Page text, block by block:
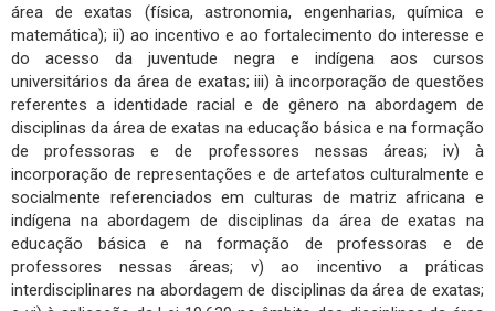
área de exatas (física, astronomia, engenharias, química e
matemática); ii) ao incentivo e ao fortalecimento do interesse e
do acesso da juventude negra e indígena aos cursos
universitários da área de exatas; iii) à incorporação de questões
referentes a identidade racial e de gênero na abordagem de
disciplinas da área de exatas na educação básica e na formação
de professoras e de professores nessas áreas; iv) à
incorporação de representações e de artefatos culturalmente e
socialmente referenciados em culturas de matriz africana e
indígena na abordagem de disciplinas da área de exatas na
educação básica e na formação de professoras e de
professores nessas áreas; v) ao incentivo a práticas
interdisciplinares na abordagem de disciplinas da área de exatas;